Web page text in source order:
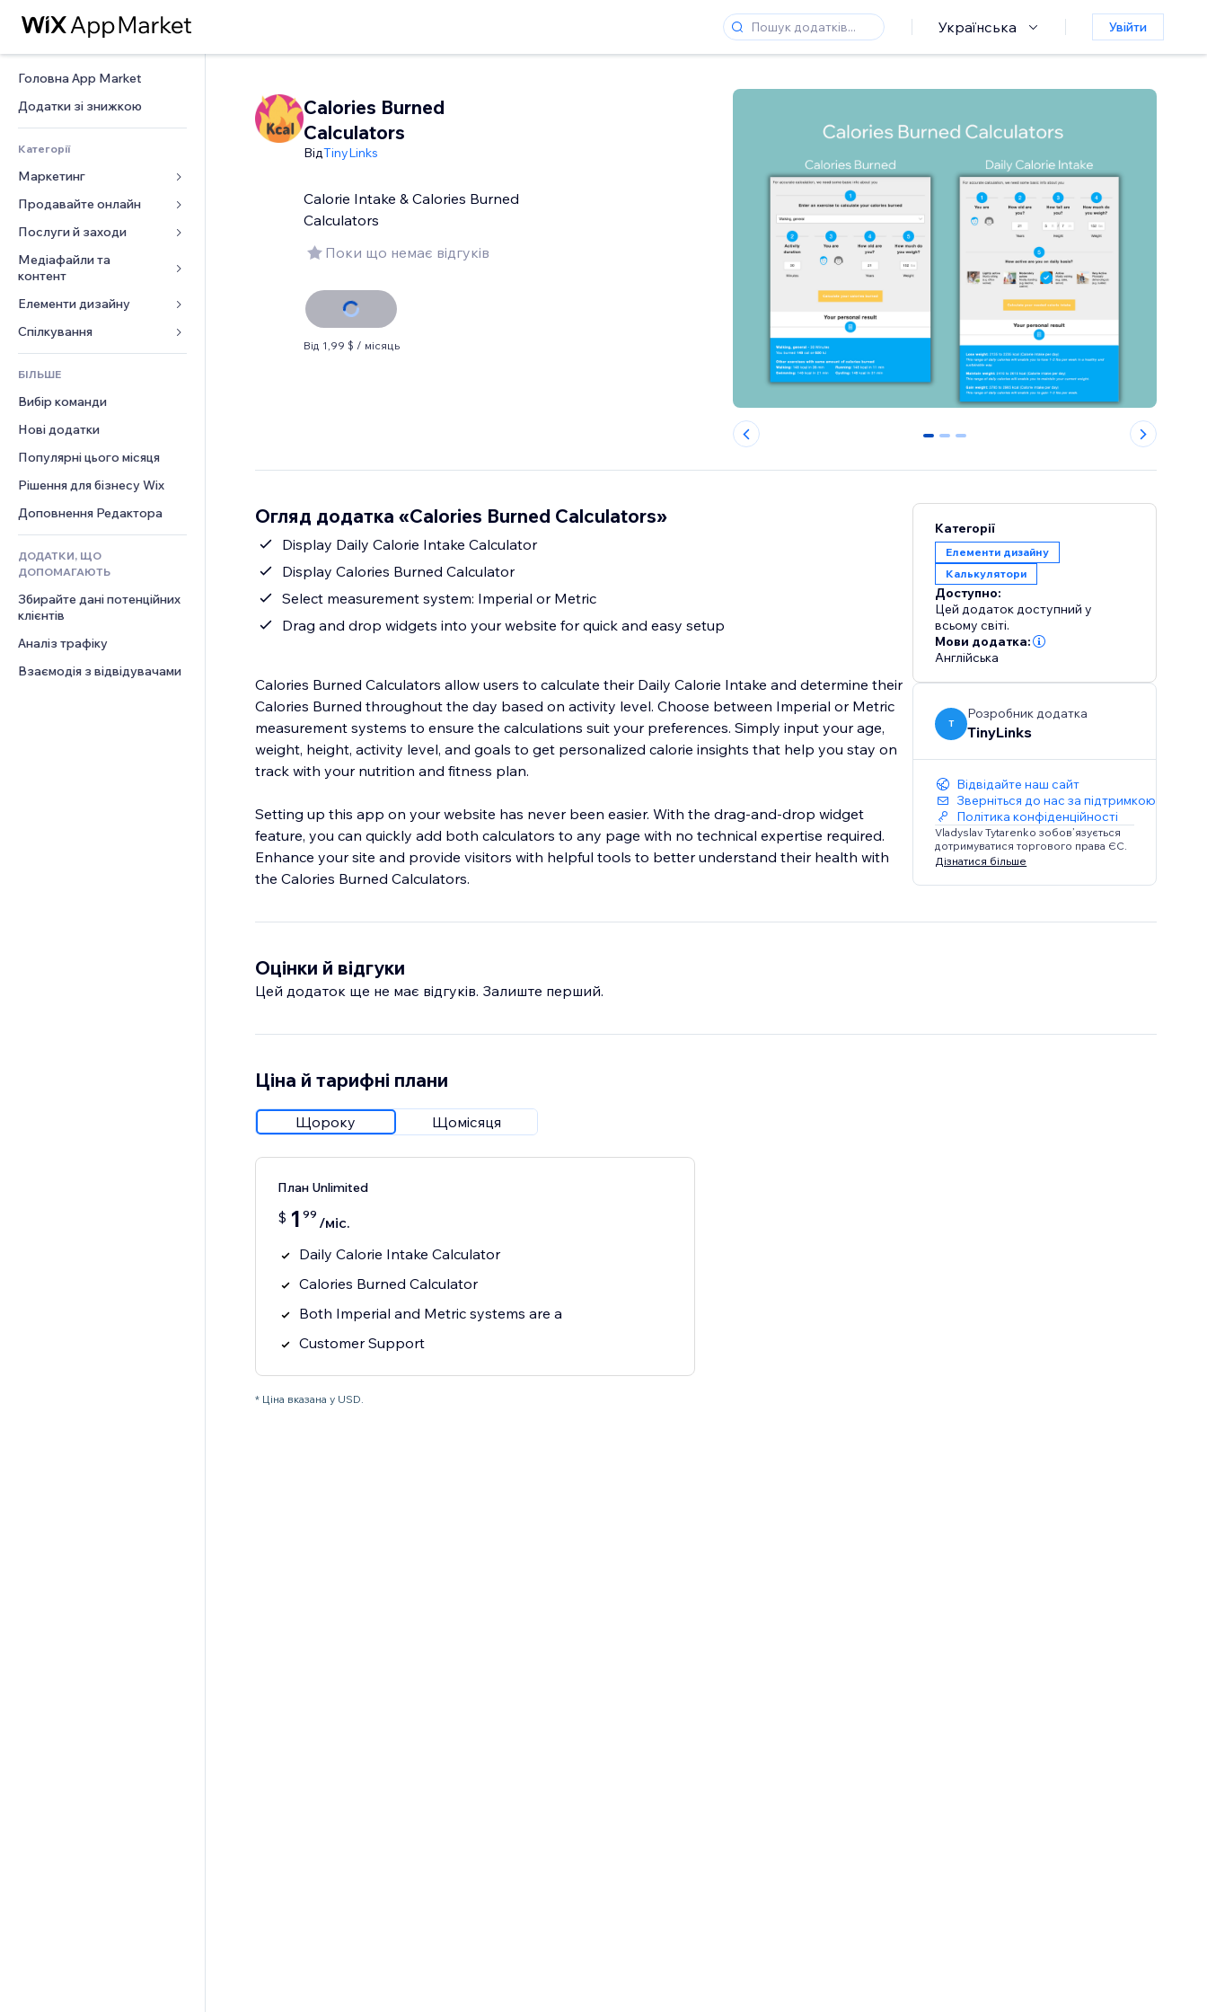
Українська Увійти
Головна App Market
Додатки зі знижкою
Категорії
Маркетинг
Реклама
Мобільний
Аналітика
Соцмережі
SEO
Залучення
Розміщення сайту
Ел. пошта
Конверсія
Продавайте онлайн
Додатки для магазинів
Надсилання та доставка
Кнопки продажу
Онлайн‑курси
Друк на замовлення
Бухгалтерський облік
Купони й лояльність
Рішення для складів
Дропшипінг
Тарифні плани й підписки
Краудфандинг
Їжа та напої
Послуги й заходи
Готелі
Заходи
Ресторани
Нерухомість
Медіафайли та
контент
Галерея
Музика
Подкасти
Фотографія
Відео
PDF
Обмін файлами
Новини
Елементи дизайну
Карти й навігація
Конфіденційність і безпека
Годинник
Шаблони сторінок
Ефекти зображення
Кнопки та меню
Банери та бейджі
Калькулятори
Пошук
Погода
Графіки й таблиці
Форми
Опитування
Чат
Коментарі
Телефон
Спільнота
Відгуки
CRM
БІЛЬШЕ
Вибір команди
Нові додатки
Популярні цього місяця
Рішення для бізнесу Wix
Доповнення Редактора
ДОДАТКИ, ЩО
ДОПОМАГАЮТЬ
Збирайте дані потенційних
клієнтів
Аналіз трафіку
Взаємодія з відвідувачами
Calories Burned
Calculators
ВідTinyLinks
Calorie Intake & Calories Burned
Calculators
Поки що немає відгуків
Від 1,99 $ / місяць
0 1 2
Огляд додатка «Calories Burned Calculators»
Display Daily Calorie Intake Calculator
Display Calories Burned Calculator
Select measurement system: Imperial or Metric
Drag and drop widgets into your website for quick and easy setup
Calories Burned Calculators allow users to calculate their Daily Calorie Intake and determine their
Calories Burned throughout the day based on activity level. Choose between Imperial or Metric
measurement systems to ensure the calculations suit your preferences. Simply input your age,
weight, height, activity level, and goals to get personalized calorie insights that help you stay on
track with your nutrition and fitness plan.
Setting up this app on your website has never been easier. With the drag-and-drop widget
feature, you can quickly add both calculators to any page with no technical expertise required.
Enhance your site and provide visitors with helpful tools to better understand their health with
Категорії
Елементи дизайну
Калькулятори
Доступно:
Цей додаток доступний у
всьому світі.
Мови додатка:
Англійська
T
Розробник додатка
TinyLinks
Відвідайте наш сайт
Зверніться до нас за підтримкою
Політика конфіденційності
Vladyslav Tytarenko зобов’язується
дотримуватися торгового права ЄС.
Дізнатися більше
Оцінки й відгуки
Цей додаток ще не має відгуків. Залиште перший.
Ціна й тарифні плани
Щороку Щомісяця
План Unlimited
$ 1 99 /міс.
Daily Calorie Intake Calculator
Calories Burned Calculator
Both Imperial and Metric systems are a
Customer Support
* Ціна вказана у USD.